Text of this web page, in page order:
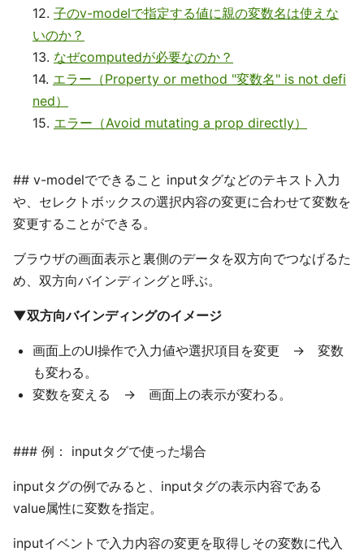
12. 子のv-modelで指定する値に親の変数名は使えな
いのか？
13. なぜcomputedが必要なのか？
14. エラー（Property or method "変数名" is not defi
ned）
15. エラー（Avoid mutating a prop directly）
## v-modelでできること inputタグなどのテキスト入力
や、セレクトボックスの選択内容の変更に合わせて変数を
変更することができる。
ブラウザの画面表示と裏側のデータを双方向でつなげるた
め、双方向バインディングと呼ぶ。
▼双方向バインディングのイメージ
画面上のUI操作で入力値や選択項目を変更 → 変数
も変わる。
変数を変える → 画面上の表示が変わる。
### 例： inputタグで使った場合
inputタグの例でみると、inputタグの表示内容である
value属性に変数を指定。
inputイベントで入力内容の変更を取得しその変数に代入